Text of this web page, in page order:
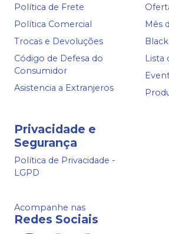
Política de Frete
Política Comercial
Trocas e Devoluções
Código de Defesa do
Consumidor
Asistencia a Extranjeros
Mês
Lista
Privacidade e
Segurança
Política de Privacidade -
LGPD
Acompanhe nas
Redes Sociais